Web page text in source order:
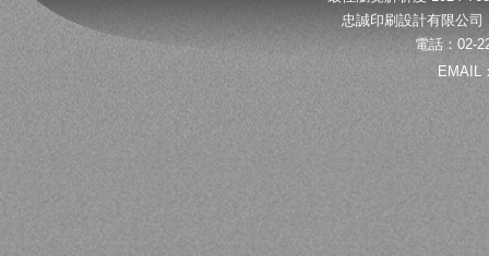
忠誠印刷設計有限公
電話：02-
EMAIL